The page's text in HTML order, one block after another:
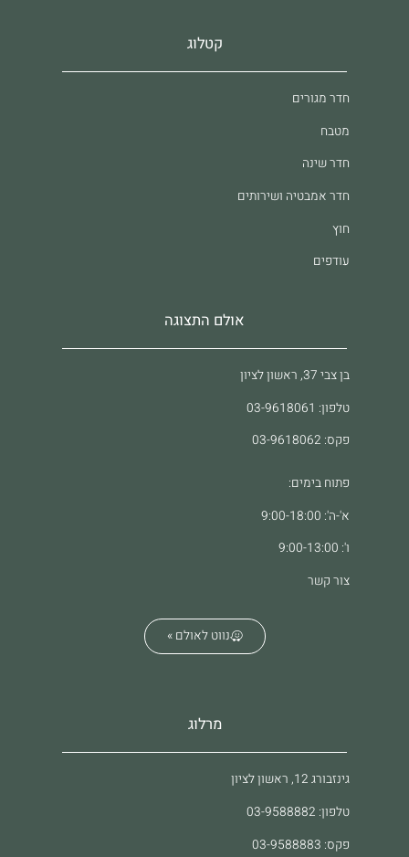
קטלוג
חדר מגורים
מטבח
חדר שינה
חדר אמבטיה ושירותים
חוץ
עודפים
אולם התצוגה
בן צבי 37, ראשון לציון
טלפון: 03-9618061
פקס: 03-9618062
פתוח בימים:
א'-ה': 9:00-18:00
ו': 9:00-13:00
צור קשר
נווט לאולם »
מרלוג
גינזבורג 12, ראשון לציון
טלפון: 03-9588882
פקס: 03-9588883